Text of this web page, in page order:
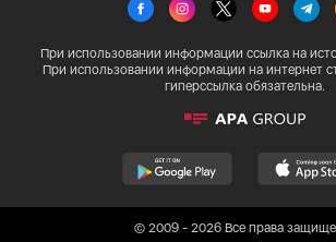
При использовании информации ссылка на
При использовании информации на интернет
гиперссылка обязательна.
© 2009 - 2026 Все права